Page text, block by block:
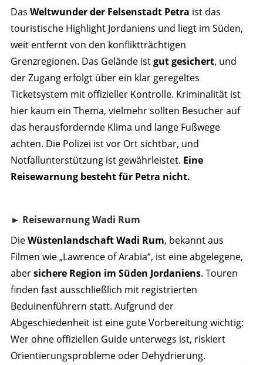
Das Weltwunder der Felsenstadt Petra ist das
touristische Highlight Jordaniens und liegt im Süden,
weit entfernt von den konfliktträchtigen
Grenzregionen. Das Gelände istgut gesichert, und
der Zugang erfolgt über ein klar geregeltes
Ticketsystem mit offizieller Kontrolle. Kriminalität ist
hier kaum ein Thema, vielmehr sollten Besucher auf
das herausfordernde Klima und lange Fußwege
achten. Die Polizei ist vor Ort sichtbar, und
Notfallunterstützung ist gewährleistet. Eine
Reisewarnung besteht für Petra nicht.
► Reisewarnung Wadi Rum
DieWüstenlandschaft Wadi Rum, bekannt aus
Filmen wie „Lawrence of Arabia“, ist eine abgelegene,
abersichere Region im Süden Jordaniens. Touren
finden fast ausschließlich mit registrierten
Beduinenführern statt. Aufgrund der
Abgeschiedenheit ist eine gute Vorbereitung wichtig:
Wer ohne offiziellen Guide unterwegs ist, riskiert
Orientierungsprobleme oder Dehydrierung.